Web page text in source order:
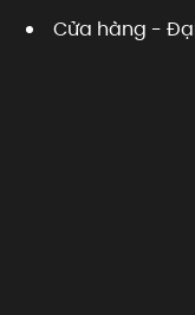
Cửa hàng -